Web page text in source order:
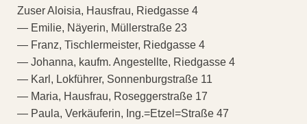
Zuser Aloisia, Hausfrau, Riedgasse 4
— Emilie, Näyerin, Müllerstraße 23
— Franz, Tischlermeister, Riedgasse 4
— Johanna, kaufm. Angestellte, Riedgasse 4
— Karl, Lokführer, Sonnenburgstraße 11
— Maria, Hausfrau, Roseggerstraße 17
— Paula, Verkäuferin, Ing.=Etzel=Straße 47